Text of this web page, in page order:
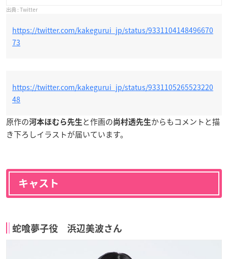
Twitter
https://twitter.com/kakegurui_jp/status/9331104148496670
73
https://twitter.com/kakegurui_jp/status/9331105265523220
48
原作の河本ほむら先生 と作画の尚村透先生からもコメントと描
き下ろしイラストが届いています。
キャスト
蛇喰夢子役 浜辺美波さん